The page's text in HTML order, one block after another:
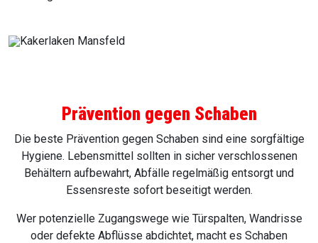
Prävention gegen Schaben
Die beste Prävention gegen Schaben sind eine sorgfältige
Hygiene. Lebensmittel sollten in sicher verschlossenen
Behältern aufbewahrt, Abfälle regelmäßig entsorgt und
Essensreste sofort beseitigt werden.
Wer potenzielle Zugangswege wie Türspalten, Wandrisse
oder defekte Abflüsse abdichtet, macht es Schaben